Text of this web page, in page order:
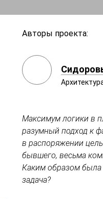
Авторы проекта:
Максимум логики в
разумный подход к
в распоряжении
бывшего, весьма
Каким образом была
задача?